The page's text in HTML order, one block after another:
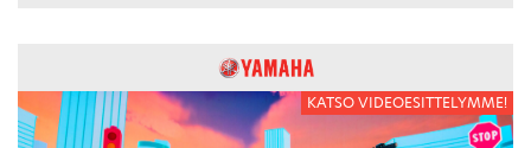
KATSO VIDEOESITTELYMME!